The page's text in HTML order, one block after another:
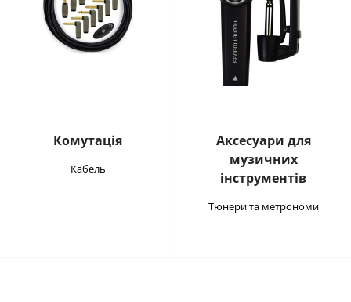
Комутація
Кабель
Аксесуари для
музичних
інструментів
Тюнери та метрономи